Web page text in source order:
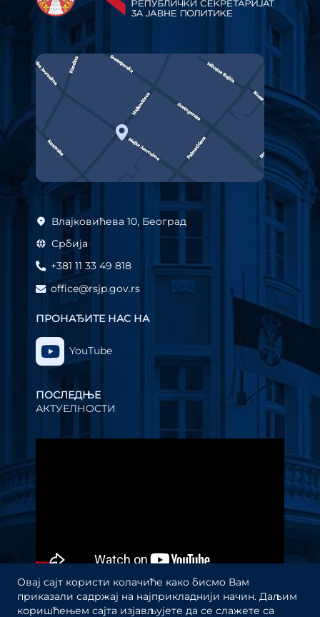
Влајковићева 10, Београд
Србија
+381 11 33 49 818
office@rsjp.gov.rs
ПРОНАЂИТЕ НАС НА
YouTube
ПОСЛЕДЊЕ
АКТУЕЛНОСТИ
видео
Овај сајт користи колачиће како бисмо Вам
приказали садржај на најприкладнији начин. Даљим
коришћењем сајта изјављујете да се слажете са